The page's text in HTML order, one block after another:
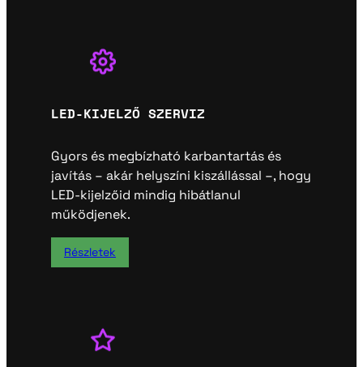
LED-KIJELZŐ SZERVIZ
Gyors és megbízható karbantartás és
javítás – akár helyszíni kiszállással –, hogy
LED-kijelzőid mindig hibátlanul
működjenek.
Részletek